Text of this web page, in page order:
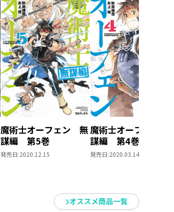
魔術士オーフェン 無
謀編 第5巻
発売日:2020.12.15
魔術士オーフェン
謀編 第4巻
発売日:2020.03.14
オススメ商品一覧